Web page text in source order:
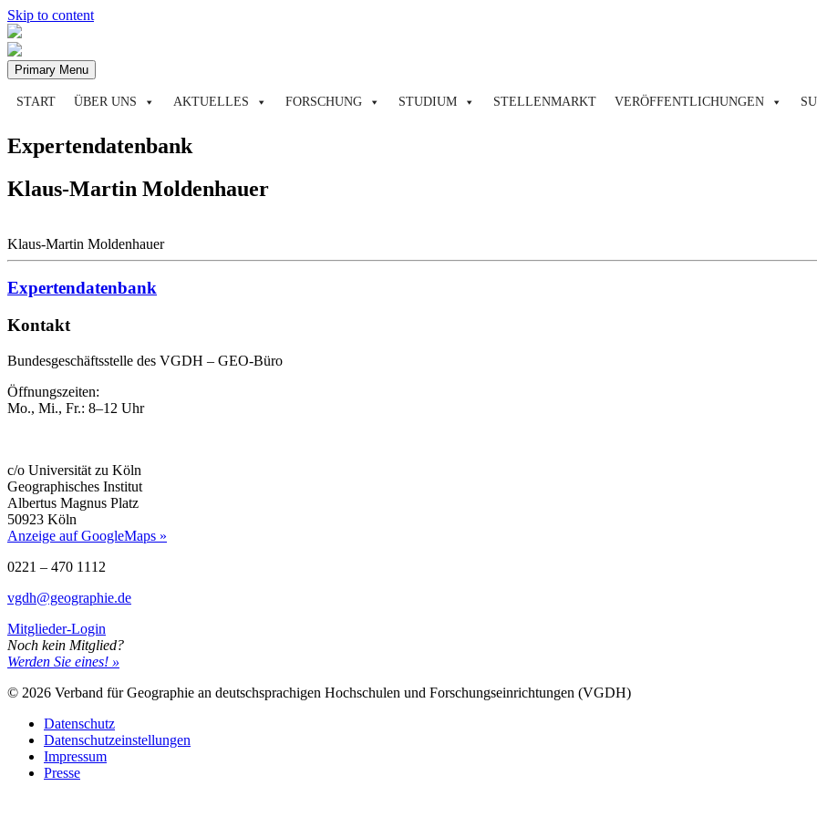
Skip to content
Primary Menu
START ÜBER UNS AKTUELLES FORSCHUNG STUDIUM STELLENMARKT VERÖFFENTLICHUNGEN
Expertendatenbank
Klaus-Martin Moldenhauer
Klaus-Martin Moldenhauer
Expertendatenbank
Kontakt
Bundesgeschäftsstelle des VGDH – GEO-Büro
Öffnungszeiten:
Mo., Mi., Fr.: 8–12 Uhr
c/o Universität zu Köln
Geographisches Institut
Albertus Magnus Platz
50923 Köln
Anzeige auf GoogleMaps »
0221 – 470 1112
vgdh@geographie.de
Mitglieder-Login
Noch kein Mitglied?
Werden Sie eines! »
© 2026 Verband für Geographie an deutschsprachigen Hochschulen und Forschungseinrichtungen (VGDH)
Datenschutz
Datenschutzeinstellungen
Impressum
Presse